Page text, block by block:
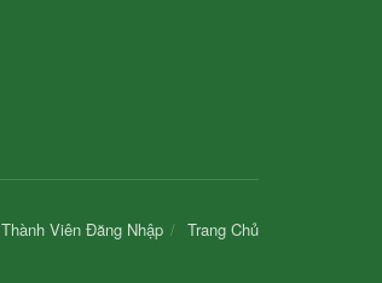
Thành Viên Đăng Nhập Trang Chủ